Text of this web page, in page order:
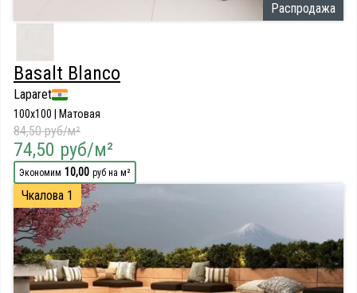
Распродажа
Basalt Blanco
Laparet
100x100 | Матовая
84,50 руб/м²
74,50 руб/м²
Экономим 10,00 руб на м²
Чкалова 1